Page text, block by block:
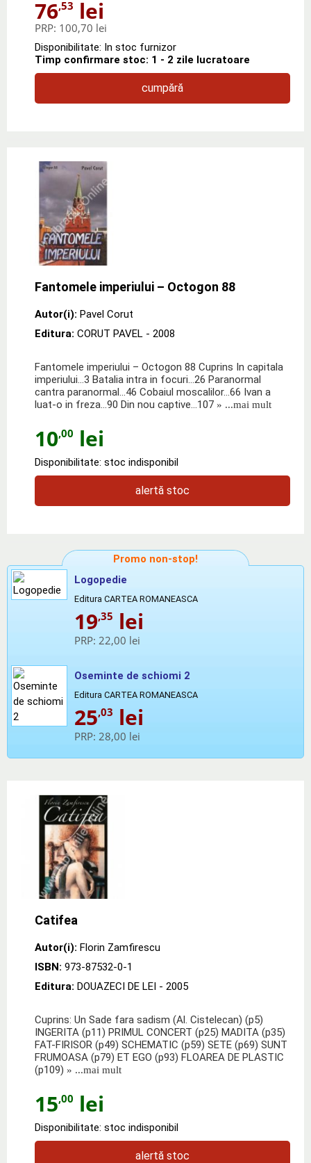
76,53 lei
PRP: 100,70 lei
Disponibilitate: In stoc furnizor
Timp confirmare stoc: 1 - 2 zile lucratoare
cumpără
Fantomele imperiului – Octogon 88
Autor(i): Pavel Corut
Editura: CORUT PAVEL - 2008
Fantomele imperiului – Octogon 88 Cuprins In capitala
imperiului…3 Batalia intra in focuri…26 Paranormal
cantra paranormal…46 Cobaiul moscalilor…66 Ivan a
luat-o in freza…90 Din nou captive…107 » ...mai mult
10,00 lei
Disponibilitate: stoc indisponibil
alertă stoc
Promo non-stop!
Logopedie
Editura CARTEA ROMANEASCA
19,35 lei
PRP: 22,00 lei
Oseminte de schiomi 2
Editura CARTEA ROMANEASCA
25,03 lei
PRP: 28,00 lei
Catifea
Autor(i): Florin Zamfirescu
ISBN: 973-87532-0-1
Editura: DOUAZECI DE LEI - 2005
Cuprins: Un Sade fara sadism (Al. Cistelecan) (p5)
INGERITA (p11) PRIMUL CONCERT (p25) MADITA (p35)
FAT-FIRISOR (p49) SCHEMATIC (p59) SETE (p69) SUNT
FRUMOASA (p79) ET EGO (p93) FLOAREA DE PLASTIC
(p109) » ...mai mult
15,00 lei
Disponibilitate: stoc indisponibil
alertă stoc